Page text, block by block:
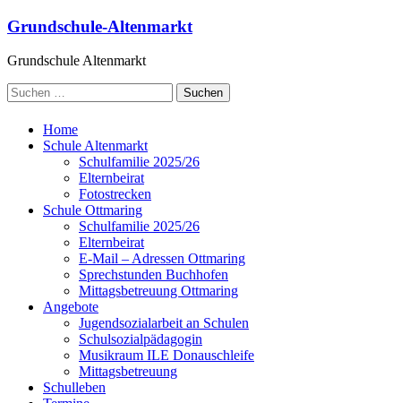
Grundschule-Altenmarkt
Grundschule Altenmarkt
Home
Schule Altenmarkt
Schulfamilie 2025/26
Elternbeirat
Fotostrecken
Schule Ottmaring
Schulfamilie 2025/26
Elternbeirat
E-Mail – Adressen Ottmaring
Sprechstunden Buchhofen
Mittagsbetreuung Ottmaring
Angebote
Jugendsozialarbeit an Schulen
Schulsozialpädagogin
Musikraum ILE Donauschleife
Mittagsbetreuung
Schulleben